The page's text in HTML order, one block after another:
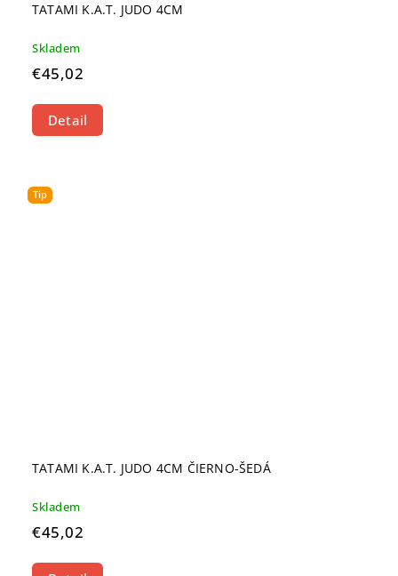
TATAMI K.A.T. JUDO 4CM
Skladem
€45,02
Detail
Tip
TATAMI K.A.T. JUDO 4CM ČIERNO-ŠEDÁ
Skladem
€45,02